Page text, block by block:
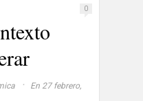
0
·
En 27 febrero,